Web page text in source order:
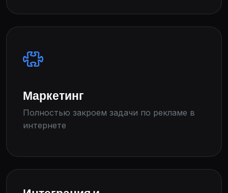
Маркетинг
Полностью закроем задачи по рекламе в
интернете